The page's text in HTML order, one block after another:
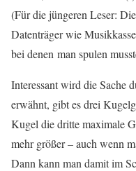
(Für die jüngeren Leser:
Datenträger wie
bei denen man spulen
Interessant wird die Sache
erwähnt, gibt es drei
Kugel die dritte maximale
mehr größer – auch wenn
Dann kann man damit im